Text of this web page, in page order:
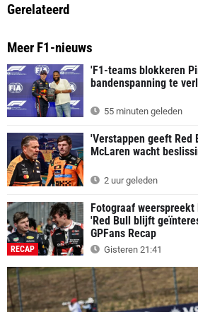
Gerelateerd
Meer F1-nieuws
'F1-teams blokkeren
bandenspanning te
55 minuten geleden
'Verstappen geeft Red
McLaren wacht
2 uur geleden
RECAP
Fotograaf
'Red Bull blijft
GPFans Recap
Gisteren 21:41